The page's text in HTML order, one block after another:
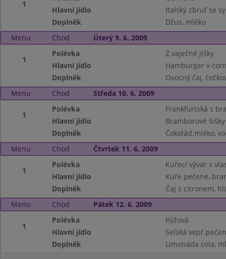
1
Hlavní jídlo
Italský zbruf se
Doplněk
Džus, mléko
Menu
Chod Úterý 9. 6. 2009
1
Polévka
Z vaječné jíšky
Hlavní jídlo
Hamburger v
Doplněk
Ovocný čaj,
Menu
Chod Středa 10. 6. 2009
1
Polévka
Frankfurtská s
Hlavní jídlo
Bramborové
Doplněk
Čokolád.mléko,
Menu
Chod Čtvrtek 11. 6. 2009
1
Polévka
Kuřecí vývar s
Hlavní jídlo
Kuře pečené,
Doplněk
Čaj s citronem,
Menu
Chod Pátek 12. 6. 2009
1
Polévka
Rýžová
Hlavní jídlo
Selská
Doplněk
Limonáda cola,